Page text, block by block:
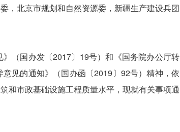
，北京市规划和自然资源委，新疆生产建设兵团
（国办发〔2017〕19号）和《国务院办公厅转
见的通知》（国办函〔2019〕92号）精神，依
和市政基础设施工程质量水平，现就有关事项通